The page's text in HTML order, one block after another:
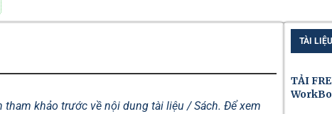
khảo trước về nội dung tài liệu / Sách. Để xem
TÀI
TẢI